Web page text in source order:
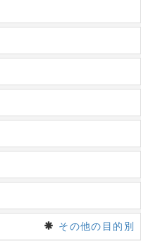
その他の目的別